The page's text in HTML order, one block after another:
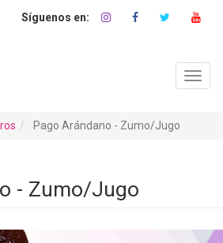
Pago Arándano - Zumo/Jugo
- Zumo/Jugo